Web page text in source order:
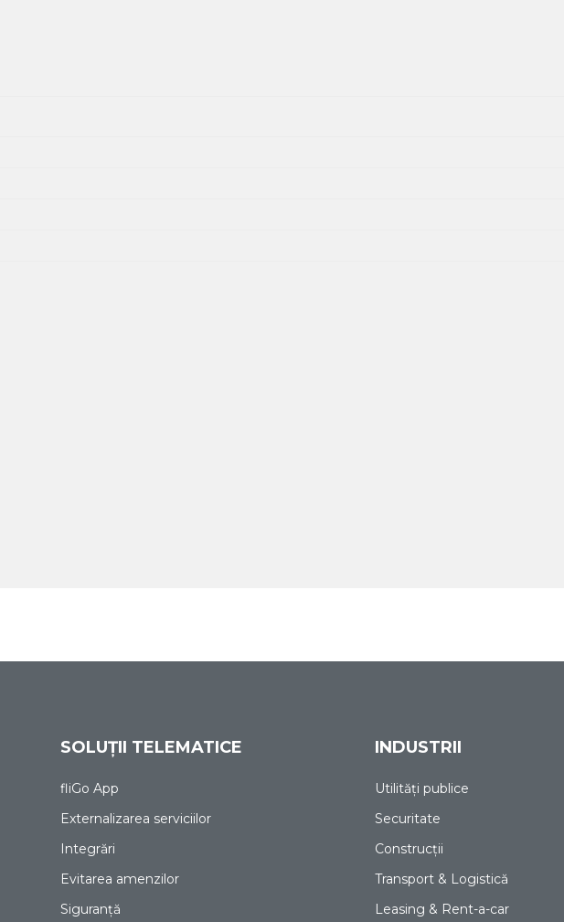
SOLUȚII TELEMATICE
fliGo App
Externalizarea serviciilor
Integrări
Evitarea amenzilor
Siguranță
INDUSTRII
Utilități publice
Securitate
Construcții
Transport & Logistică
Leasing & Rent-a-car